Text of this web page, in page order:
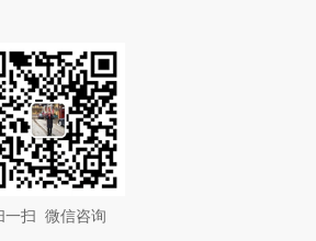
一扫 微信咨询